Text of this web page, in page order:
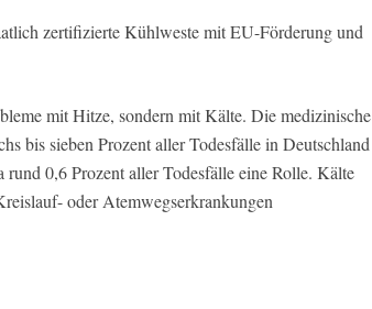
zertifizierte Kühlweste mit EU-Förderung und
mit Hitze, sondern mit Kälte. Die medizinische
bis sieben Prozent aller Todesfälle in Deutschland
0,6 Prozent aller Todesfälle eine Rolle. Kälte
oder Atemwegserkrankungen